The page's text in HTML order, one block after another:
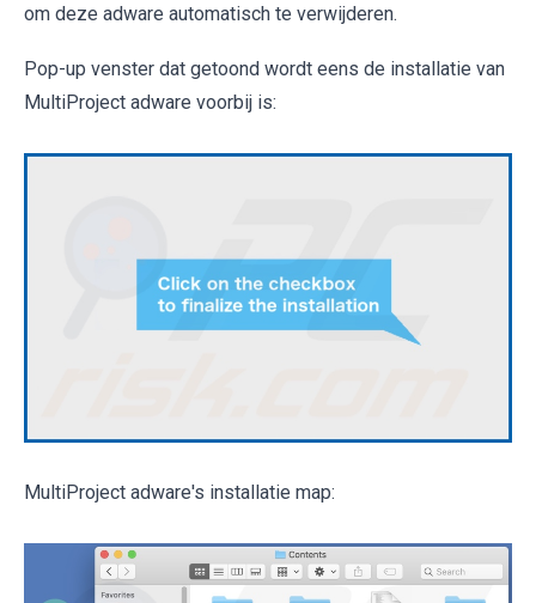
om deze adware automatisch te verwijderen.
Pop-up venster dat getoond wordt eens de installatie van
MultiProject adware voorbij is:
MultiProject adware's installatie map: